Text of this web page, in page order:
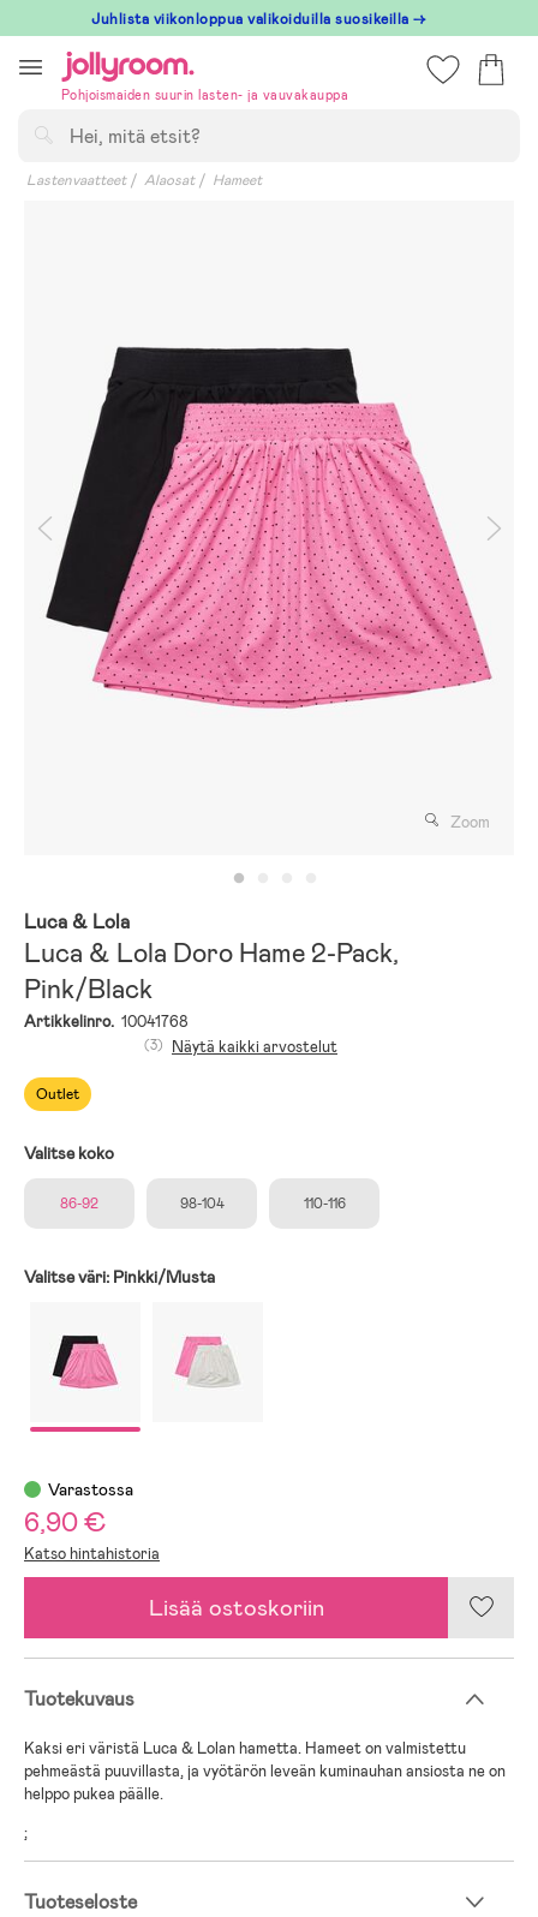
till
innehållet
Juhlista viikonloppua valikoiduilla suosikeilla →
Pohjoismaiden suurin lasten- ja vauvakauppa
Lastenvaatteet Alaosat Hameet
Zoom
Luca & Lola
Luca & Lola Doro Hame 2-Pack,
Pink/Black
Artikkelinro. 10041768
Outlet
(3) Näytä kaikki arvostelut
Valitse koko
86-92 98-104 110-116
Valitse väri: Pinkki/Musta
Varastossa
6,90 €
Katso hintahistoria
Lisää ostoskoriin
Tuotekuvaus
Kaksi eri väristä Luca & Lolan hametta. Hameet on valmistettu
pehmeästä puuvillasta, ja vyötärön leveän kuminauhan ansiosta ne on
helppo pukea päälle.
;
Tuoteseloste